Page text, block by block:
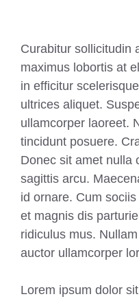
Curabitur sollicitudin
maximus lobortis at
in efficitur
ultrices aliquet.
ullamcorper laoreet.
tincidunt posuere.
Donec sit amet nulla
sagittis arcu.
id ornare. Cum
et magnis dis
ridiculus mus.
auctor ullamcorper
Lorem ipsum dolor